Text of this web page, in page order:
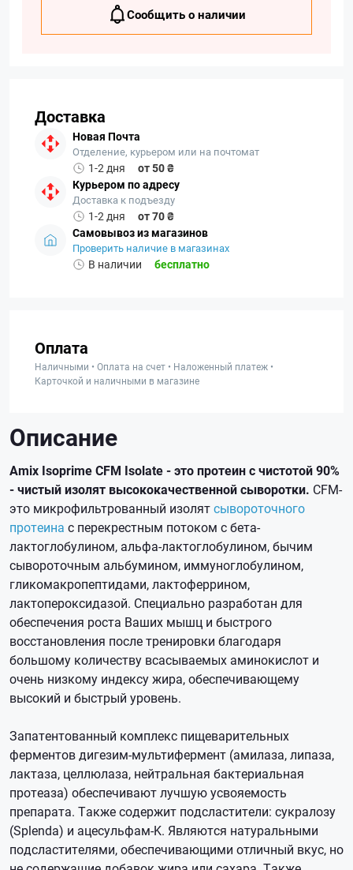
Сообщить о наличии
Доставка
Новая Почта
Отделение, курьером или на почтомат
1-2 дня
от 50 ₴
Курьером по адресу
Доставка к подъезду
1-2 дня
от 70 ₴
Самовывоз из магазинов
Проверить наличие в магазинах
В наличии бесплатно
Оплата
Наличными • Оплата на счет • Наложенный платеж •
Карточкой и наличными в магазине
Описание
Amix Isoprime CFM Isolate - это протеин с чистотой 90%
- чистый изолят высококачественной сыворотки. CFM-
это микрофильтрованный изолятсывороточного
протеина с перекрестным потоком с бета-
лактоглобулином, альфа-лактоглобулином, бычим
сывороточным альбумином, иммуноглобулином,
гликомакропептидами, лактоферрином,
лактопероксидазой. Специально разработан для
обеспечения роста Ваших мышц и быстрого
восстановления после тренировки благодаря
большому количеству всасываемых аминокислот и
очень низкому индексу жира, обеспечивающему
высокий и быстрый уровень.
Запатентованный комплекс пищеварительных
ферментов дигезим-мультифермент (амилаза, липаза,
лактаза, целлюлаза, нейтральная бактериальная
протеаза) обеспечивают лучшую усвояемость
препарата. Также содержит подсластители: сукралозу
(Splenda) и ацесульфам-K. Являются натуральными
подсластителями, обеспечивающими отличный вкус, но